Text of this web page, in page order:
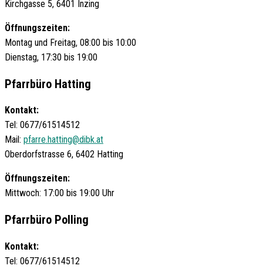
Kirchgasse 5, 6401 Inzing
Öffnungszeiten:
Montag und Freitag, 08:00 bis 10:00
Dienstag, 17:30 bis 19:00
Pfarrbüro Hatting
Kontakt:
Tel: 0677/61514512
Mail: pfarre.hatting@dibk.at
Oberdorfstrasse 6, 6402 Hatting
Öffnungszeiten:
Mittwoch: 17:00 bis 19:00 Uhr
Pfarrbüro Polling
Kontakt:
Tel: 0677/61514512